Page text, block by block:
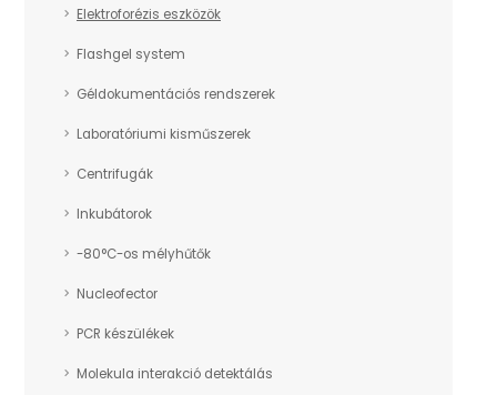
Elektroforézis eszközök
Flashgel system
Géldokumentációs rendszerek
Laboratóriumi kisműszerek
Centrifugák
Inkubátorok
-80°C-os mélyhűtők
Nucleofector
PCR készülékek
Molekula interakció detektálás